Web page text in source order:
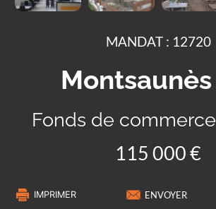
MANDAT : 12720
Montsaunès
Fonds de commerce
115 000 €
IMPRIMER ENVOYER